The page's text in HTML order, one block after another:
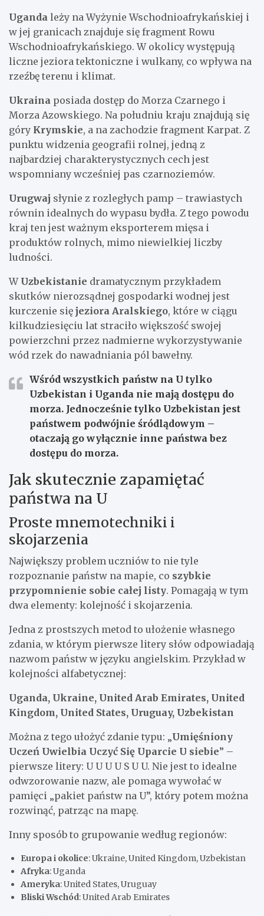
Uganda leży na Wyżynie Wschodnioafrykańskiej i
w jej granicach znajduje się fragment Rowu
Wschodnioafrykańskiego. W okolicy występują
liczne jeziora tektoniczne i wulkany, co wpływa na
rzeźbę terenu i klimat.
Ukraina posiada dostęp do Morza Czarnego i
Morza Azowskiego. Na południu kraju znajdują się
góry Krymskie, a na zachodzie fragment Karpat. Z
punktu widzenia geografii rolnej, jedną z
najbardziej charakterystycznych cech jest
wspomniany wcześniej pas czarnoziemów.
Urugwaj słynie z rozległych pamp – trawiastych
równin idealnych do wypasu bydła. Z tego powodu
kraj ten jest ważnym eksporterem mięsa i
produktów rolnych, mimo niewielkiej liczby
ludności.
W Uzbekistanie dramatycznym przykładem
skutków nierozsądnej gospodarki wodnej jest
kurczenie się jeziora Aralskiego, które w ciągu
kilkudziesięciu lat straciło większość swojej
powierzchni przez nadmierne wykorzystywanie
wód rzek do nawadniania pól bawełny.
Wśród wszystkich państw na U tylko
Uzbekistan i Uganda nie mają dostępu do
morza. Jednocześnie tylko Uzbekistan jest
państwem podwójnie śródlądowym –
otaczają go wyłącznie inne państwa bez
dostępu do morza.
Jak skutecznie zapamiętać
państwa na U
Proste mnemotechniki i
skojarzenia
Największy problem uczniów to nie tyle
rozpoznanie państw na mapie, co szybkie
przypomnienie sobie całej listy. Pomagają w tym
dwa elementy: kolejność i skojarzenia.
Jedna z prostszych metod to ułożenie własnego
zdania, w którym pierwsze litery słów odpowiadają
nazwom państw w języku angielskim. Przykład w
kolejności alfabetycznej:
Uganda, Ukraine, United Arab Emirates, United
Kingdom, United States, Uruguay, Uzbekistan
Można z tego ułożyć zdanie typu: „Umięśniony
Uczeń Uwielbia Uczyć Się Uparcie U siebie” –
pierwsze litery: U U U U S U U. Nie jest to idealne
odwzorowanie nazw, ale pomaga wywołać w
pamięci „pakiet państw na U”, który potem można
rozwinąć, patrząc na mapę.
Inny sposób to grupowanie według regionów:
Europa i okolice: Ukraine, United Kingdom, Uzbekistan
Afryka: Uganda
Ameryka: United States, Uruguay
Bliski Wschód: United Arab Emirates